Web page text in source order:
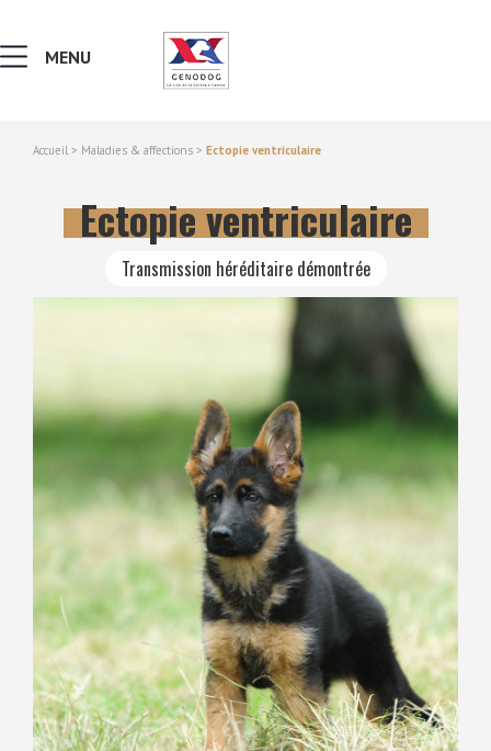
NOTIONS DE GÉNÉTIQUE
RECHERCHER UNE RACE
LEXIQUE
VERS LE SITE SCC.ASSO.FR
MENU
Accueil > Maladies & affections > Ectopie ventriculaire
Ectopie ventriculaire
Transmission héréditaire démontrée